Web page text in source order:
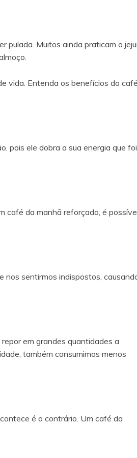
pulada. Muitos ainda praticam o
vida. Entenda os benefícios do café
pois ele dobra a sua energia que foi
café da manhã reforçado, é
nos sentirmos indispostos,
em grandes quantidades a
também consumimos menos
é o contrário. Um café da